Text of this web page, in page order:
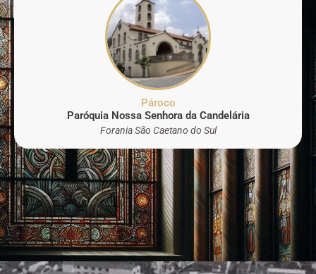
Pároco
Paróquia Nossa Senhora da Candelária
Forania São Caetano do Sul